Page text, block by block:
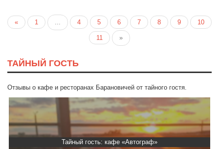
« 1 ... 4 5 6 7 8 9 10
11 »
ТАЙНЫЙ ГОСТЬ
Отзывы о кафе и ресторанах Барановичей от тайного гостя.
Тайный гость: кафе «Автограф»